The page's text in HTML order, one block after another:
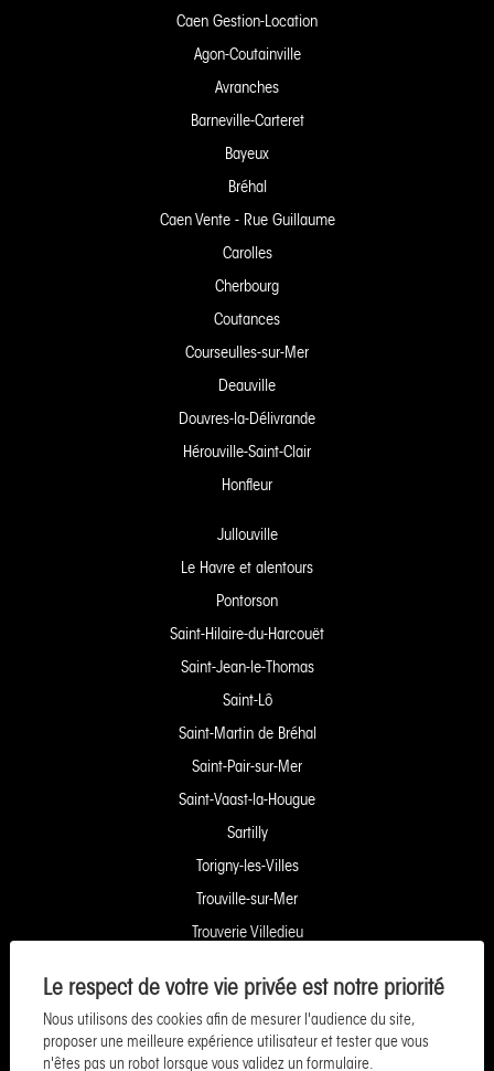
Le respect de votre vie privée est notre priorité
Nous utilisons des cookies afin de mesurer l'audience du site,
proposer une meilleure expérience utilisateur et tester que vous
n'êtes pas un robot lorsque vous validez un formulaire.
Caen Gestion-Location
Agon-Coutainville
Avranches
Barneville-Carteret
Bayeux
Bréhal
Caen Vente - Rue Guillaume
Carolles
Cherbourg
Coutances
Courseulles-sur-Mer
Deauville
Douvres-la-Délivrande
Hérouville-Saint-Clair
Honfleur
Jullouville
Le Havre et alentours
Pontorson
Saint-Hilaire-du-Harcouët
Saint-Jean-le-Thomas
Saint-Lô
Saint-Martin de Bréhal
Saint-Pair-sur-Mer
Saint-Vaast-la-Hougue
Sartilly
Torigny-les-Villes
Trouville-sur-Mer
Trouverie Villedieu
Villers-Bocage
Yquelon Service Copropriété
Service Pozzo Financement